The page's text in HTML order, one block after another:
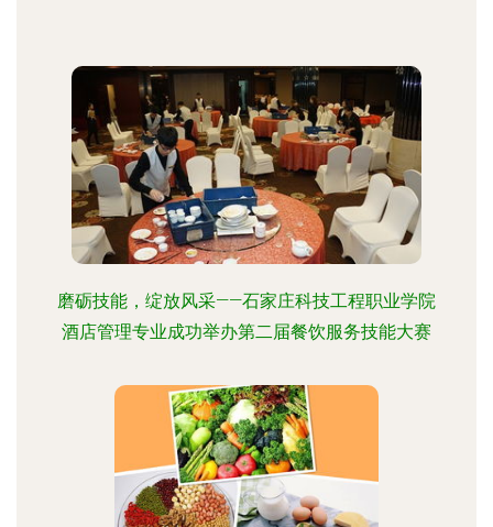
磨砺技能，绽放风采——石家庄科技工程职业学院
酒店管理专业成功举办第二届餐饮服务技能大赛